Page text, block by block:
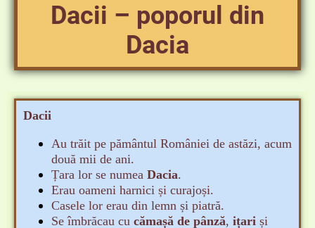
Dacii – poporul din
Dacia
Dacii
Au trăit pe pământul României de astăzi, acum
două mii de ani.
Țara lor se numea Dacia.
Erau oameni harnici și curajoși.
Casele lor erau din lemn și piatră.
Se îmbrăcau cu cămașă de pânză, ițari și